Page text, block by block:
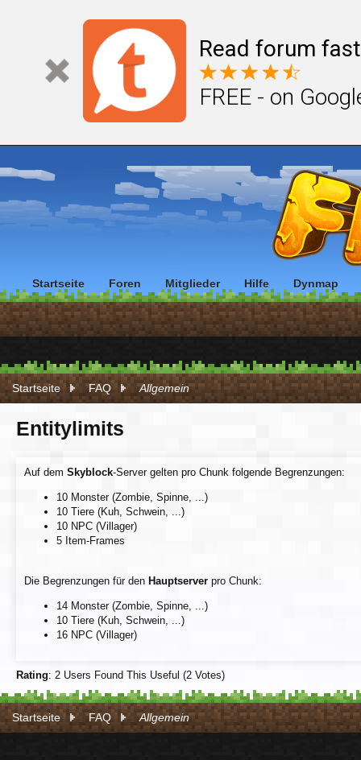
Read forum
FREE - on
Startseite FAQ Allgemein
Entitylimits
Auf dem Skyblock-Server gelten pro Chunk folgende Begrenzungen:
10 Monster (Zombie, Spinne, ...)
10 Tiere (Kuh, Schwein, ...)
10 NPC (Villager)
5 Item-Frames
Die Begrenzungen für den Hauptserver pro Chunk:
14 Monster (Zombie, Spinne, ...)
10 Tiere (Kuh, Schwein, ...)
16 NPC (Villager)
Rating: 2 Users Found This Useful (2 Votes)
Startseite FAQ Allgemein
Startseite Foren Mitglieder Hilfe Dynmap